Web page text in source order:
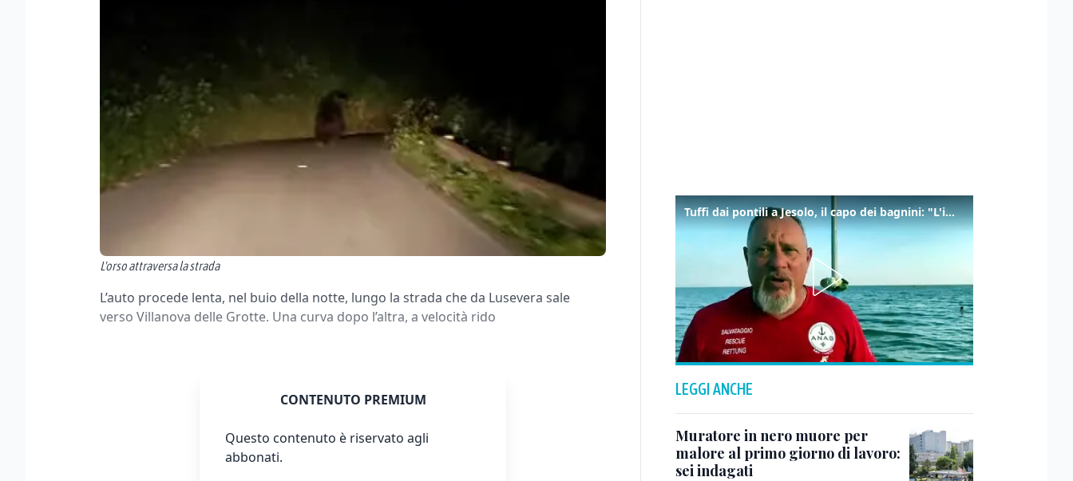
L'orso attraversa la strada
L’auto procede lenta, nel buio della notte, lungo la strada che da Lusevera sale
verso Villanova delle Grotte. Una curva dopo l’altra, a velocità rido
CONTENUTO PREMIUM
Questo contenuto è riservato agli
abbonati.
Tuffi dai pontili a Jesolo, il capo dei bagnini: "L'impegno di tutti per evitare altre tragedie"
LEGGI ANCHE
Muratore in nero muore per
malore al primo giorno di lavoro:
sei indagati